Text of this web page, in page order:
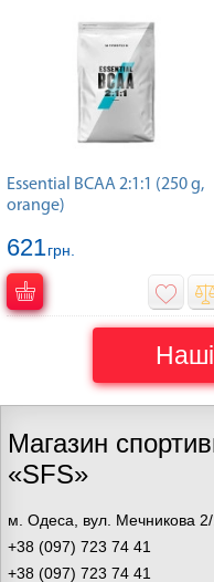
Essential BCAA 2:1:1 (250 g,
orange)
621грн.
Магазин
«SFS»
м. Одеса, вул. Мечникова 2/
+38 (097) 723 74 41
+38 (097) 723 74 41